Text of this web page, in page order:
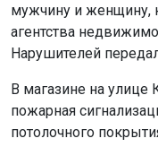
мужчину и женщину,
агентства
Нарушителей
В магазине на улице
пожарная
потолочного